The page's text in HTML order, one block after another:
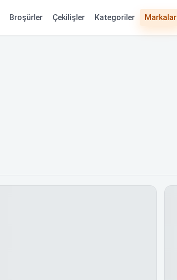
Broşürler Çekilişler Kategoriler Markalar